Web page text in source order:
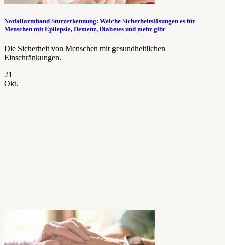
Notfallarmband Sturzerkennung: Welche Sicherheitslösungen es für
Menschen mit Epilepsie, Demenz, Diabetes und mehr gibt
Die Sicherheit von Menschen mit gesundheitlichen
Einschränkungen.
21
Okt.